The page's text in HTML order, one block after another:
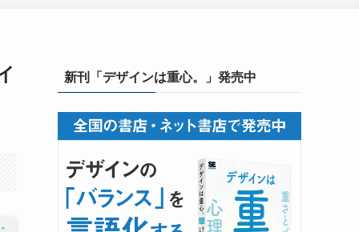
新刊「デザインは重心。」発売中